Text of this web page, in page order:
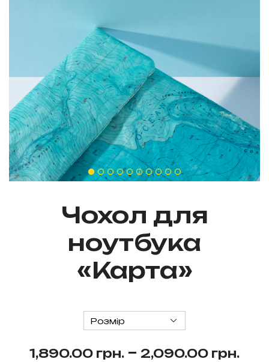
Чохол для
ноутбука
«Карта»
1,890.00 грн. – 2,090.00 грн.